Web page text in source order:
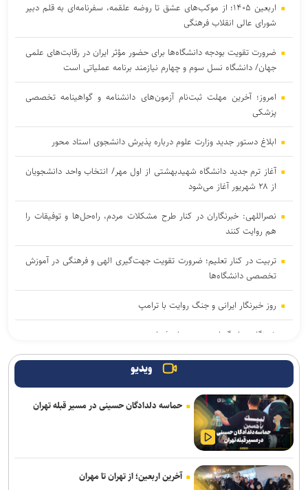
اربعین ۱۴۰۵؛ از موکب‌های عشق تا روضه علقمه، سفرنامه‌ای به قلم دبیر
شورای عالی انقلاب فرهنگی
ضرورت تقویت بودجه دانشگاه‌ها برای حضور مؤثر ایران در رقابت‌های علمی
جهان/ دانشگاه نسل سوم و چهارم نیازمند برنامه عملیاتی است
امروز؛ آخرین مهلت ثبت‌نام آزمون‌های دانشنامه و گواهینامه تخصصی
پزشکی
ابلاغ دستور جدید وزارت علوم درباره پذیرش دانشجوی استاد محور
آغاز ترم جدید دانشگاه شهیدبهشتی از اول مهر/ انتخاب واحد دانشجویان
از ۲۸ شهریور آغاز می‌شود
نصراللهی: خبرنگاران در کنار طرح مشکلات مردم، راه‌حل‌ها و توفیقات را
هم روایت کنند
تربیت در کنار تعلیم؛ ضرورت تقویت جهت‌گیری الهی و فرهنگی در آموزش
تخصصی دانشگاه‌ها
روز خبرنگار ایرانی و جنگ روایت با ترامپ
خبرنگار؛ روایتگر امروز، دیده‌بان فردا
آغاز انتخاب واحد ترم تحصیلی جدید دانشگاه آزاد اسلامی از ۲۴ مرداد
اعلام جدیدترین طرح‌های پژوهشی دوران جنگ در حوزه پزشکی/ فراخوان
جذب طرح‌های تحقیقاتی آغاز شد
خبرنگاری رسالتی اخلاقی در مسیر کشف حقیقت و ارتقای سرمایه اجتماعی
است
از هوش مصنوعی تا تغذیه رایگان؛ بسته تحولی جدید معاونت تربیتی و
ویدیو
حماسه دلدادگان حسینی در مسیر قبله تهران
آخرین اربعین؛ از تهران تا مهران